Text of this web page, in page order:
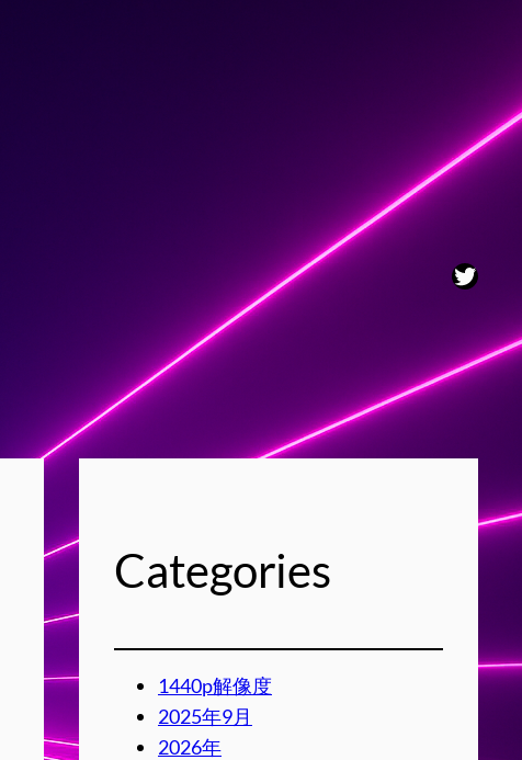
Categories
1440p解像度
2025年9月
2026年